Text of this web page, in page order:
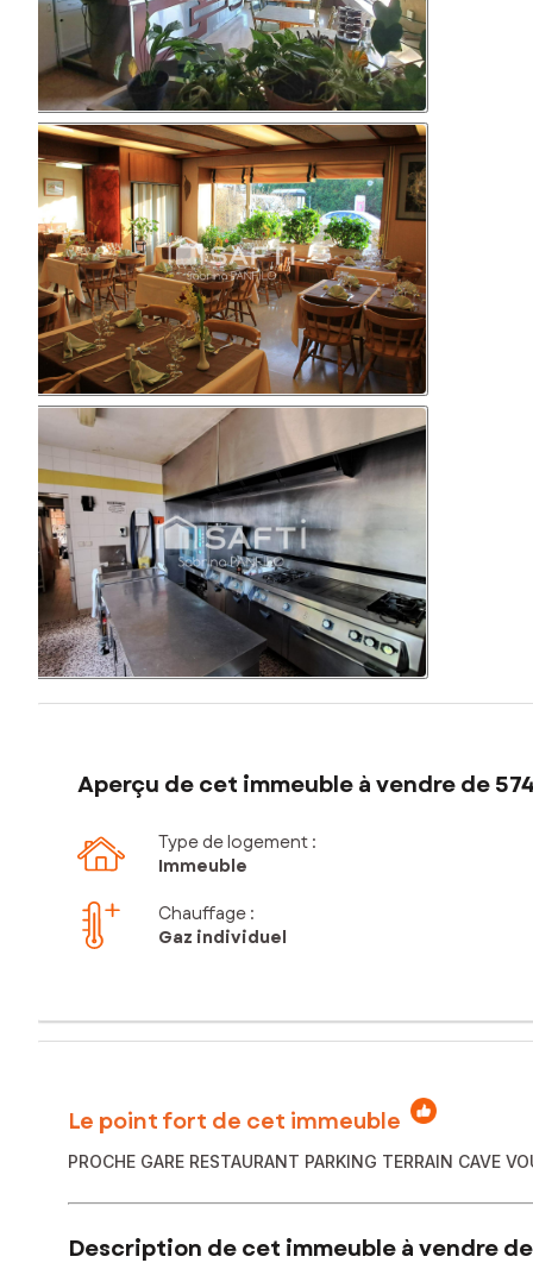
Aperçu de cet immeuble à vendre de 574
Type de logement :
Immeuble
Chauffage :
Gaz individuel
Le point fort de cet immeuble
PROCHE GARE RESTAURANT PARKING TERRAIN CAVE
Description de cet immeuble à vendre de